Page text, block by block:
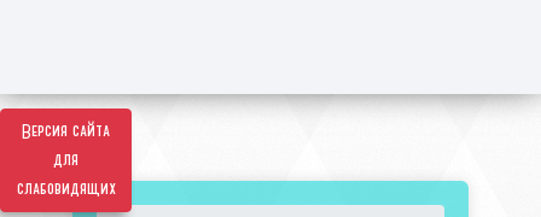
Версия сайта
для
слабовидящих